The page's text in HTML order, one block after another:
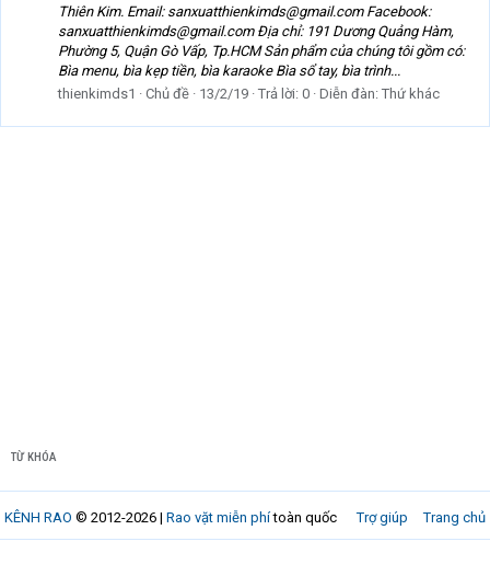
Thiên Kim. Email: sanxuatthienkimds@gmail.com Facebook:
sanxuatthienkimds@gmail.com Địa chỉ: 191 Dương Quảng Hàm,
Phường 5, Quận Gò Vấp, Tp.HCM Sản phẩm của chúng tôi gồm có:
Bìa menu, bìa kẹp tiền, bìa karaoke Bìa sổ tay, bìa trình...
thienkimds1
Chủ đề 13/2/19 Trả lời: 0 Diễn đàn: Thứ khác
TỪ KHÓA
Trợ giúp Trang chủ
KÊNH RAO © 2012-2026 | Rao vặt miễn phítoàn quốc